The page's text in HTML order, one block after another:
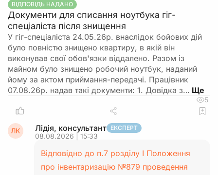
ВІДПОВІДЬ НАДАНО
Документи для списання ноутбука гіг-
спеціаліста після знищення
У гіг-спеціаліста 24.05.26р. внаслідок бойових дій
було повністю знищено квартиру, в якій він
виконував свої обов'язки віддалено. Разом із
майном було знищено робочий ноутбук, наданий
йому за актом приймання-передачі. Працівник
07.08.26р. надав такі документи: 1. Довідка з…
5
ЛК Лідія, консультант ЕКСПЕРТ
08.08.2026 | 15:33
Відповідно до п.7 розділу І Положення
про інвентаризацію №879 проведення